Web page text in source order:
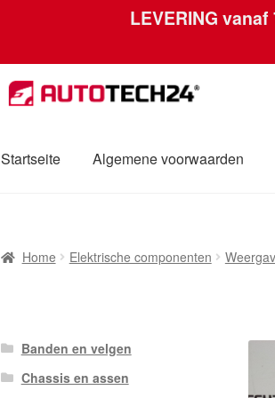
LEVERING vanaf
Skip
to
Skip
to
Startseite Algemene voorwaarden
Mijn accountOver onsPrivacybeleid
Home Elektrische componenten
Banden en velgen
Chassis en assen